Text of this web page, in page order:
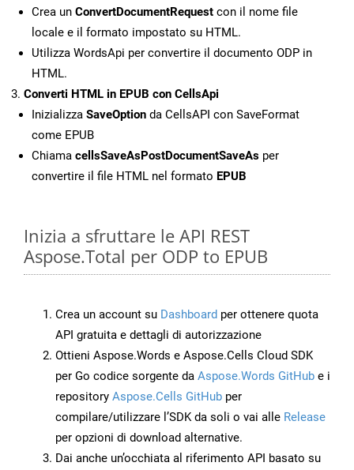
Crea un ConvertDocumentRequest con il nome file
locale e il formato impostato su HTML.
Utilizza WordsApi per convertire il documento ODP in
HTML.
Converti HTML in EPUB con CellsApi
Inizializza SaveOption da CellsAPI con SaveFormat
come EPUB
Chiama cellsSaveAsPostDocumentSaveAs per
convertire il file HTML nel formato EPUB
Inizia a sfruttare le API REST
Aspose.Total per ODP to EPUB
Crea un account su Dashboard per ottenere quota
API gratuita e dettagli di autorizzazione
Ottieni Aspose.Words e Aspose.Cells Cloud SDK
per Go codice sorgente da Aspose.Words GitHub e i
repository Aspose.Cells GitHub per
compilare/utilizzare l’SDK da soli o vai alle Release
per opzioni di download alternative.
Dai anche un’occhiata al riferimento API basato su